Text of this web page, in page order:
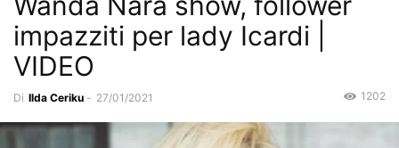
impazziti per lady Icardi |
VIDEO
Di Ilda Ceriku - 27/01/2021 1202